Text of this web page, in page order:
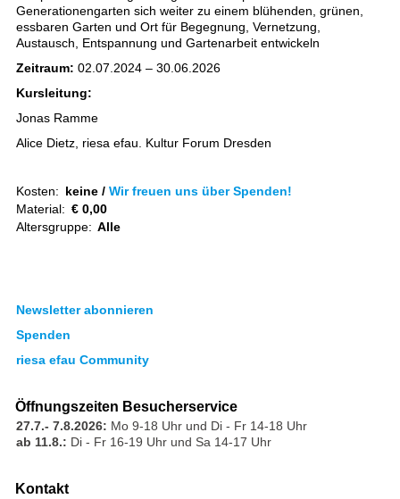
Generationengarten sich weiter zu einem blühenden, grünen,
essbaren Garten und Ort für Begegnung, Vernetzung,
Austausch, Entspannung und Gartenarbeit entwickeln
Zeitraum: 02.07.2024 – 30.06.2026
Kursleitung:
Jonas Ramme
Alice Dietz, riesa efau. Kultur Forum Dresden
Kosten: keine / Wir freuen uns über Spenden!
Material: € 0,00
Altersgruppe: Alle
Newsletter abonnieren
Spenden
riesa efau Community
Öffnungszeiten Besucherservice
27.7.- 7.8.2026: Mo 9-18 Uhr und Di - Fr 14-18 Uhr
ab 11.8.: Di - Fr 16-19 Uhr und Sa 14-17 Uhr
Kontakt